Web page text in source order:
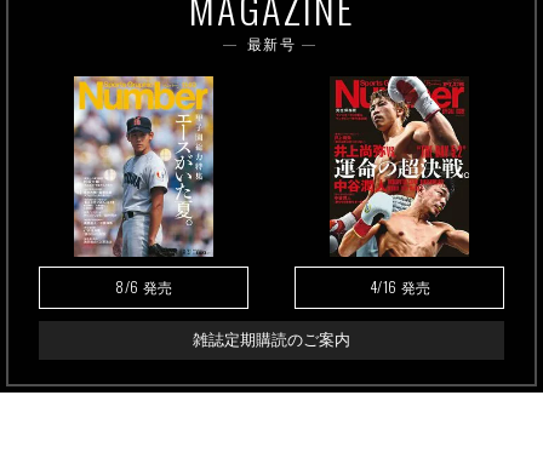
最新号
8/6 発売 4/16 発売
雑誌定期購読のご案内